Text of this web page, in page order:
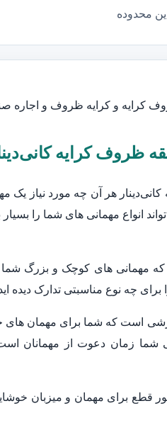
محدوده
ظروف و اجاره صندلی با بیش از ۴۰ سال سابقه در
ظروف کرایه
هر آن چه مورد نیاز یک
انواع مهمانی های شما را
مهمانی های کوچک و بزرگ
چه نوع مناسبتی تدارک دیده
است که شما برای مهمان های
شما زمان دعوت از مهمانان
قطع برای مهمان و میزبان